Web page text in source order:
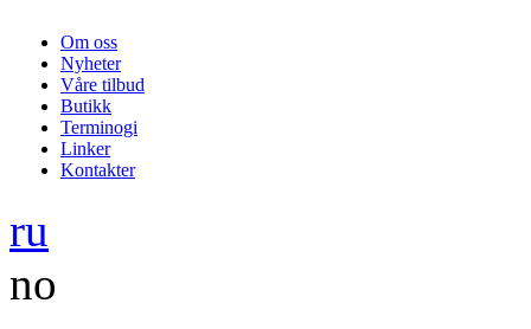
Om oss
Nyheter
Våre tilbud
Butikk
Terminogi
Linker
Kontakter
ru
no